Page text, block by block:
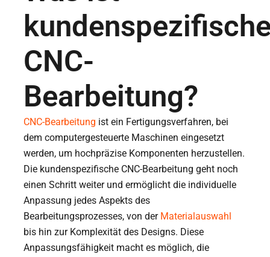
CNC-
Bearbeitung?
CNC-Bearbeitung ist ein Fertigungsverfahren, bei
dem computergesteuerte Maschinen eingesetzt
werden, um hochpräzise Komponenten herzustellen.
Die kundenspezifische CNC-Bearbeitung geht noch
einen Schritt weiter und ermöglicht die individuelle
Anpassung jedes Aspekts des
Bearbeitungsprozesses, von der Materialauswahl
bis hin zur Komplexität des Designs. Diese
Anpassungsfähigkeit macht es möglich, die